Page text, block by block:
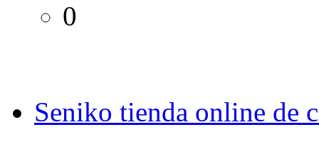
0
Seniko tienda online de